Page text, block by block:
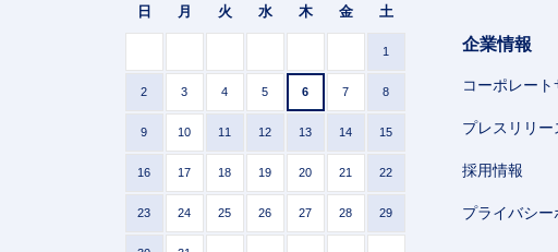
日 月 火 水 木 金 土
1
2 3 4 5 6 7 8
9 10 11 12 13 14 15
16 17 18 19 20 21 22
23 24 25 26 27 28 29
企業情報
コーポレート
プレスリリー
採用情報
プライバシー